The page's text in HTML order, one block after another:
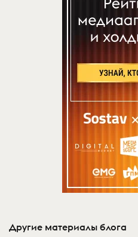
Другие материалы блога